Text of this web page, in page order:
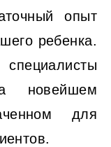
опыт
ребенка.
новейшем
для